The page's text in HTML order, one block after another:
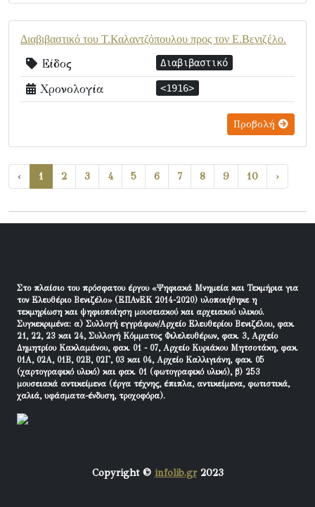
Διαβιβαστικό του Τ.Καλαντζόπουλου προς τον Ε.Βενιζέλο.
Είδος Διαβιβαστικό
Χρονολογία <1916>
Προβολή
‹ 1 2 3 4 5 6 7 8 9 10 ›
Στο πλαίσιο του πρόσφατου έργου «Ψηφιακά Μνημεία και Τεκμήρια για
τον Ελευθέριο Βενιζέλο» (ΕΠΑνΕΚ 2014-2020) υλοποιήθηκε η
τεκμηρίωση και ψηφιοποίηση μουσειακού και αρχειακού υλικού.
Συγκεκριμένα: α) Συλλογή εγγράφων/Αρχείο Ελευθερίου Βενιζέλου, φακ.
21, 22, 23 και 24, Συλλογή Κόμματος Φιλελευθέρων, φακ. 3, Αρχείο
Δημητρίου Κακλαμάνου, φακ. 01 - 07, Αρχείο Κυριάκου Μητσοτάκη, φακ.
01Α, 02Α, 01Β, 02Β, 02Γ, 03 και 04, Αρχείο Καλλιγιάνη, φακ. 05
(χαρτογραφικό υλικό) και φακ. 01 (φωτογραφικό υλικό), β) 253
μουσειακά αντικείμενα (έργα τέχνης, έπιπλα, αντικείμενα, φωτιστικά,
χαλιά, υφάσματα-ένδυση, τροχοφόρα).
Copyright © infolib.gr2023